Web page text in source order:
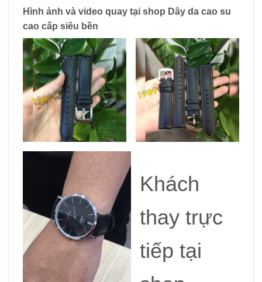
Hình ảnh và video quay tại shop Dây da cao su
cao cấp siêu bền
Khách
thay trực
tiếp tại